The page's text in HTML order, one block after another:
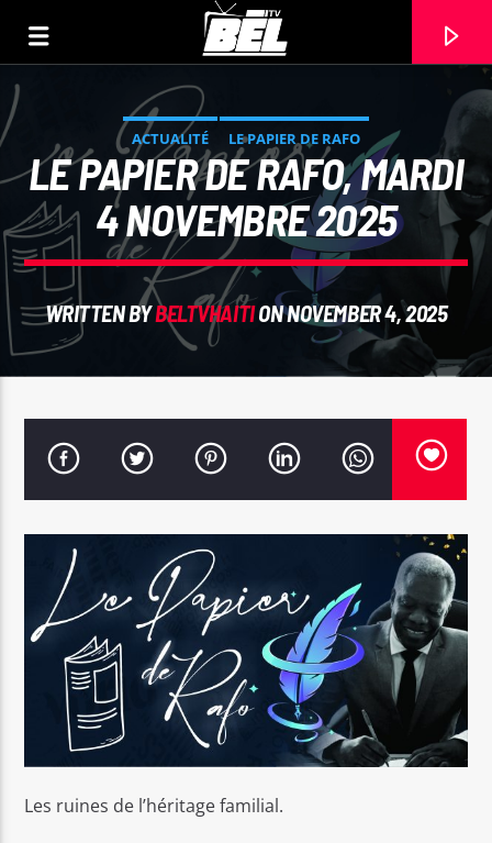
TITLE
ARTIST
Bel Tv Radio
ACTUALITÉ LE PAPIER DE RAFO
LE PAPIER DE RAFO, MARDI
4 NOVEMBRE 2025
WRITTEN BYBELTVHAITION NOVEMBER 4, 2025
Les ruines de l’héritage familial.